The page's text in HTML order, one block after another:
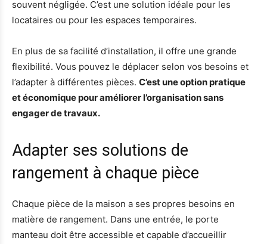
souvent négligée. C’est une solution idéale pour les
locataires ou pour les espaces temporaires.
En plus de sa facilité d’installation, il offre une grande
flexibilité. Vous pouvez le déplacer selon vos besoins et
l’adapter à différentes pièces. C’est une option pratique
et économique pour améliorer l’organisation sans
engager de travaux.
Adapter ses solutions de
rangement à chaque pièce
Chaque pièce de la maison a ses propres besoins en
matière de rangement. Dans une entrée, le porte
manteau doit être accessible et capable d’accueillir